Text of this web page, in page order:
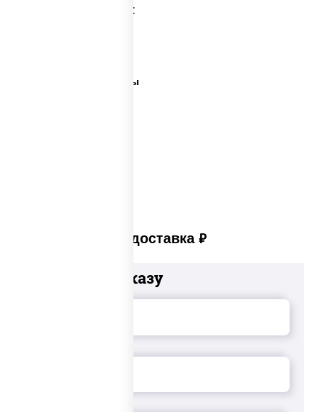
Категории товара:
Все виды суши и роллы
Платная доставка руб
Добавьте к заказу